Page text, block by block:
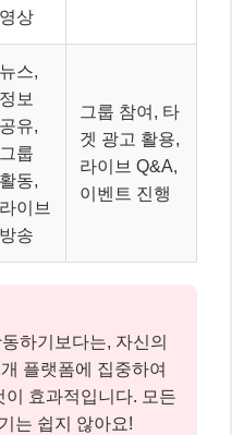
영상
뉴스,
정보
공유,
그룹
활동,
라이브
방송
그룹 참여, 타
겟 광고 활용,
라이브 Q&A,
이벤트 진행
하기보다는, 자신의
플랫폼에 집중하여
효과적입니다. 모든
는 쉽지 않아요!